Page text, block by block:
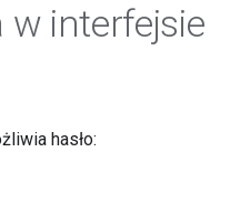
w interfejsie
hasło: